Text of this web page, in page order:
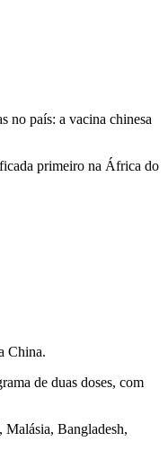
no país: a vacina chinesa
primeiro na África do
China.
de duas doses, com
Malásia, Bangladesh,